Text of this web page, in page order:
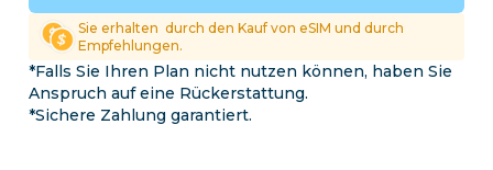
Sie erhalten durch den Kauf von eSIM und durch
Empfehlungen.
*Falls Sie Ihren Plan nicht nutzen können, haben Sie
Anspruch auf eine Rückerstattung.
*Sichere Zahlung garantiert.